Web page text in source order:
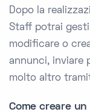
Dopo la
Staff potrai
modificare o
annunci, inviare
molto altro
Come creare